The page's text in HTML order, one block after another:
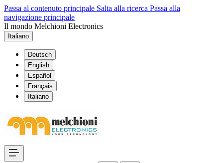
Passa al contenuto principale Salta alla ricerca Passa alla
navigazione principale
Il mondo Melchioni Electronics
Italiano
Deutsch
English
Español
Français
Italiano